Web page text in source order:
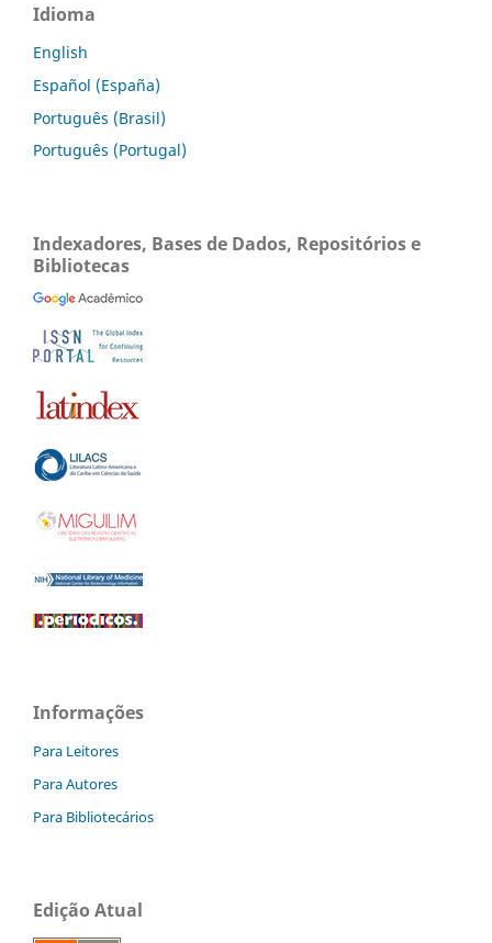
Idioma
English
Español (España)
Português (Brasil)
Português (Portugal)
Indexadores, Bases de Dados, Repositórios e
Bibliotecas
Informações
Para Leitores
Para Autores
Para Bibliotecários
Edição Atual